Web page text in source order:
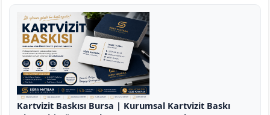
Kartvizit Baskısı Bursa | Kurumsal Kartvizit Baskı